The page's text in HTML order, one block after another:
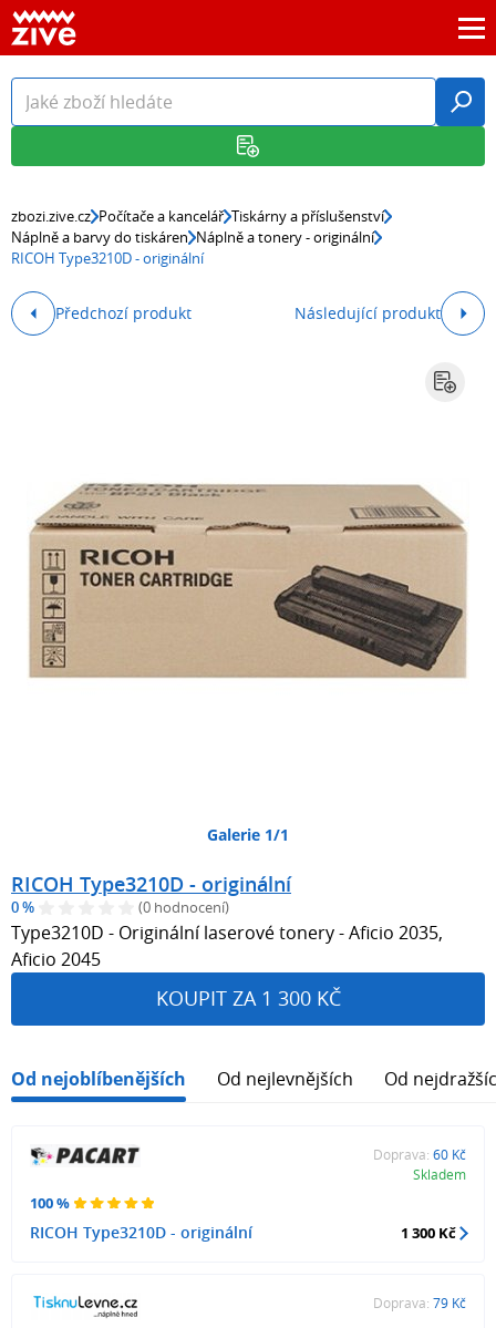
zbozi.zive.cz Počítače a kancelář Tiskárny a příslušenství
Náplně a barvy do tiskáren Náplně a tonery - originální
RICOH Type3210D - originální
Předchozí produkt Následující produkt
Galerie 1/1
RICOH Type3210D - originální
0 % (0 hodnocení)
Type3210D - Originální laserové tonery - Aficio 2035,
Aficio 2045
KOUPIT ZA 1 300 KČ
Od nejoblíbenějších Od nejlevnějších Od
100 %
RICOH Type3210D - originální
Doprava: 60 Kč
Skladem
1 300 Kč
Doprava: 79 Kč